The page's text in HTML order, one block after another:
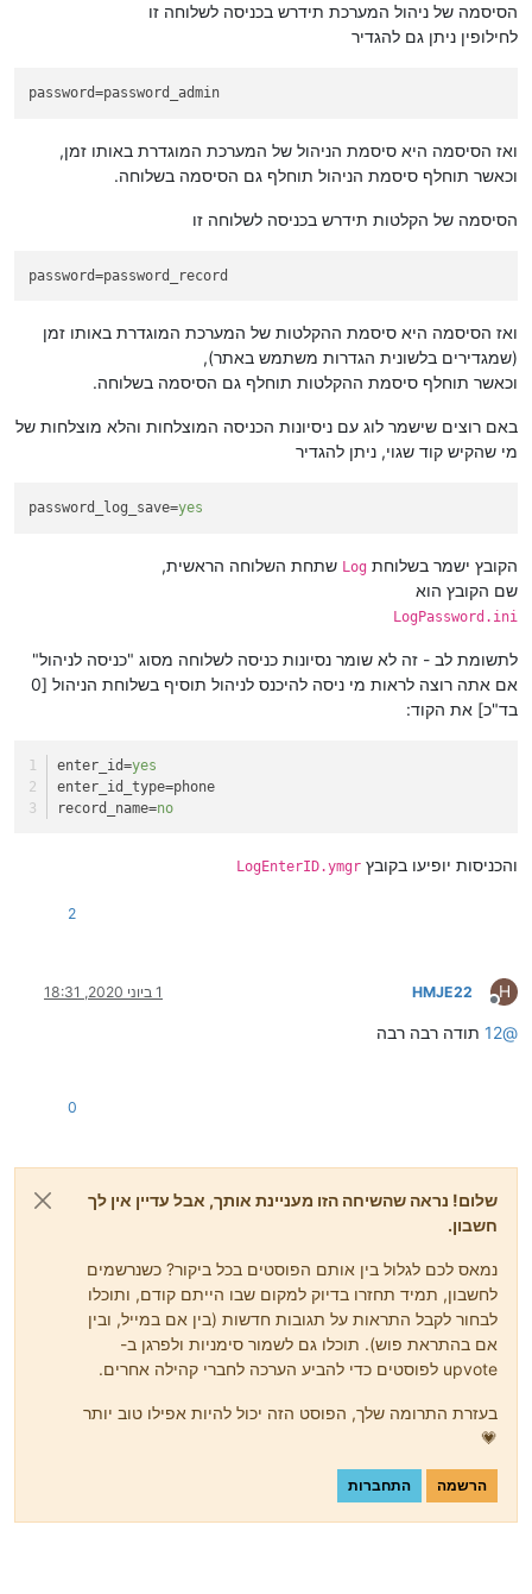
הסיסמה של ניהול המערכת תידרש בכניסה לשלוחה זו
לחילופין ניתן גם להגדיר
password=password_admin
ואז הסיסמה היא סיסמת הניהול של המערכת המוגדרת באותו זמן,
וכאשר תוחלף סיסמת הניהול תוחלף גם הסיסמה בשלוחה.
הסיסמה של הקלטות תידרש בכניסה לשלוחה זו
password=password_record
ואז הסיסמה היא סיסמת ההקלטות של המערכת המוגדרת באותו זמן
(שמגדירים בלשונית הגדרות משתמש באתר),
וכאשר תוחלף סיסמת ההקלטות תוחלף גם הסיסמה בשלוחה.
באם רוצים שישמר לוג עם ניסיונות הכניסה המוצלחות והלא מוצלחות של
מי שהקיש קוד שגוי, ניתן להגדיר
password_log_save=yes
הקובץ ישמר בשלוחת Log שתחת השלוחה הראשית,
שם הקובץ הוא
LogPassword.ini
לתשומת לב - זה לא שומר נסיונות כניסה לשלוחה מסוג "כניסה לניהול"
אם אתה רוצה לראות מי ניסה להיכנס לניהול תוסיף בשלוחת הניהול [0
בד"כ] את הקוד:
enter_id=yes
enter_id_type=phone
record_name=no
והכניסות יופיעו בקובץ LogEnterID.ymgr
2
H
מנותק
HMJE22 1 ביוני 2020, 18:31
@
12 תודה רבה רבה
0
שלום! נראה שהשיחה הזו מעניינת אותך, אבל עדיין אין לך
חשבון.
נמאס לכם לגלול בין אותם הפוסטים בכל ביקור? כשנרשמים
לחשבון, תמיד תחזרו בדיוק למקום שבו הייתם קודם, ותוכלו
לבחור לקבל התראות על תגובות חדשות (בין אם במייל, ובין
אם בהתראת פוש). תוכלו גם לשמור סימניות ולפרגן ב-
upvote לפוסטים כדי להביע הערכה לחברי קהילה אחרים.
בעזרת התרומה שלך, הפוסט הזה יכול להיות אפילו טוב יותר
💗
הרשמה התחברות